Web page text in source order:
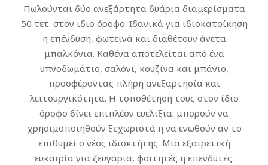
Πωλούνται δύο ανεξάρτητα δυάρια διαμερίσματα
50 τετ. στον ιδιο όροφο. Ιδανικά για ιδιοκατοίκηση
η επένδυση, φωτεινά και διαθέτουν άνετα
μπαλκόνια. Καθένα αποτελείται από ένα
υπνοδωμάτιο, σαλόνι, κουζίνα και μπάνιο,
προσφέροντας πλήρη ανεξαρτησία και
λειτουργικότητα. Η τοποθέτηση τους στον ίδιο
όροφο δίνει επιπλέον ευελιξια: μπορούν να
χρησιμοποιηθούν ξεχωριστά η να ενωθούν αν το
επιθυμεί ο νέος ιδιοκτήτης. Μια εξαιρετική
ευκαιρία για ζευγάρια, φοιτητές η επενδυτές.